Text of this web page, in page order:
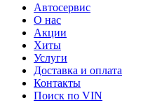
Автосервис
О нас
Акции
Хиты
Услуги
Доставка и оплата
Контакты
Поиск по VIN